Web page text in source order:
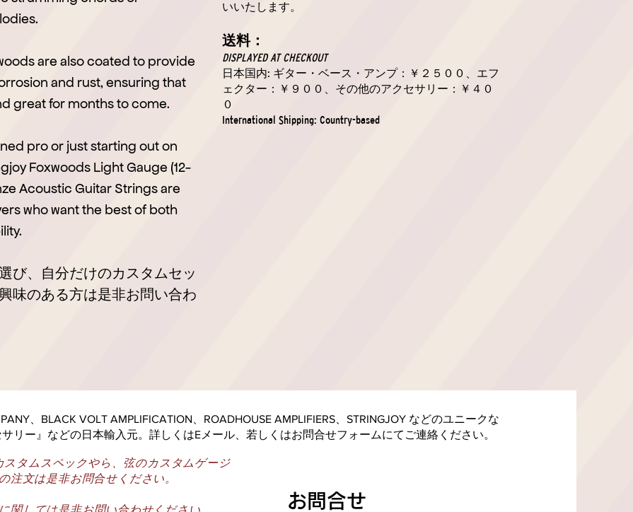
are also coated to provide
and rust, ensuring that
great for months to come.
pro or just starting out on
Foxwoods Light Gauge (12-
Acoustic Guitar Strings are
who want the best of both
び、自分だけのカスタムセッ
味のある方は是非お問い合わ
いいたします。
送料：
DISPLAYED AT CHECKOUT
日本国内: ギター・ベース・アンプ：￥２５００、エフ
ェクター：￥９００、その他のアクセサリー：￥４０
０
International Shipping: Country-based
、BLACK VOLT AMPLIFICATION、ROADHOUSE AMPLIFIERS、STRINGJOY などのユニークな
リー』などの日本輸入元。詳しくはEメール、若しくはお問合せフォームにてご連絡ください。
スタムスペックやら、弦のカスタムゲージ
注文は是非お問合せください。
​お問合せ